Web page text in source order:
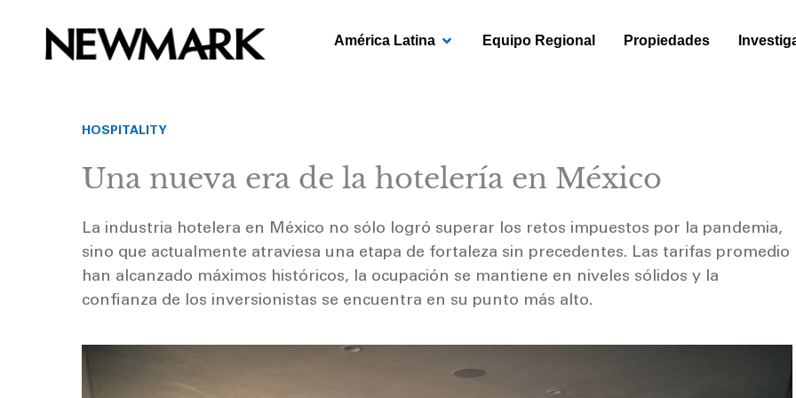
content
América Latina OPEN AMÉRICA LATINA
Equipo Regional Propiedades
HOSPITALITY
Una nueva era de la hotelería en México
La industria hotelera en México no sólo logró superar los retos impuestos por la pandemia,
sino que actualmente atraviesa una etapa de fortaleza sin precedentes. Las tarifas promedio
han alcanzado máximos históricos, la ocupación se mantiene en niveles sólidos y la
confianza de los inversionistas se encuentra en su punto más alto.